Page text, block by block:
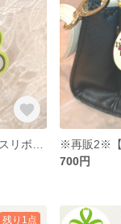
700円
残り1点